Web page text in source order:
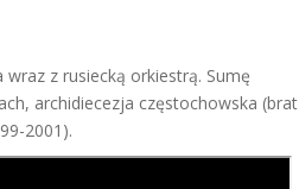
wraz z rusiecką orkiestrą. Sumę
archidiecezja częstochowska (brat
2001).